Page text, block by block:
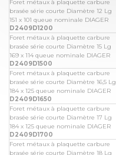
Foret métaux à plaquette carbure
brasée série courte Diamètre 12 Lg
151 x 101 queue nominale DIAGER
D2409D1200
Foret métaux à plaquette carbure
brasée série courte Diamètre 15 Lg
169 x 114 queue nominale DIAGER
D2409D1500
Foret métaux à plaquette carbure
brasée série courte Diamètre 16,5 Lg
184 x 125 queue nominale DIAGER
D2409D1650
Foret métaux à plaquette carbure
brasée série courte Diamètre 17 Lg
184 x 125 queue nominale DIAGER
D2409D1700
Foret métaux à plaquette carbure
brasée série courte Diamètre 18 Lg